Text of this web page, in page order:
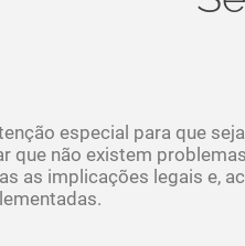
especial para que
que não existem
as implicações legais e,